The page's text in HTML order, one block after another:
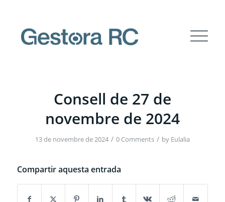
Consell de 27 de
novembre de 2024
13 de novembre de 2024 / 0 Comments / by Eulalia
Compartir aquesta entrada